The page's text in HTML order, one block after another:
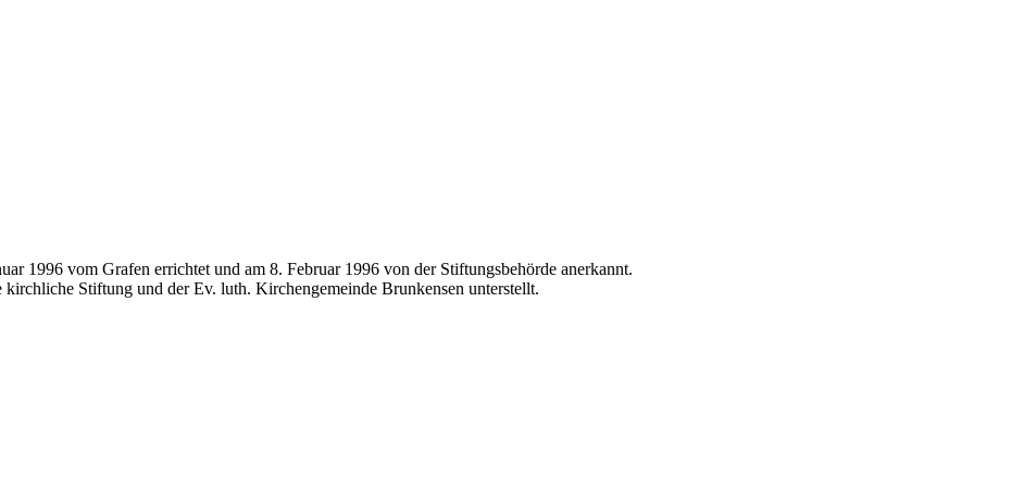
1996 vom Grafen errichtet und am 8. Februar 1996 von der Stiftungsbehörde anerkannt.
Stiftung und der Ev. luth. Kirchengemeinde Brunkensen unterstellt.